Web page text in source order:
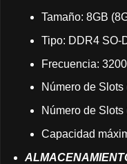
Tamaño: 8GB
Tipo: DDR4 SO-
Frecuencia:
Número de Slots
Número de Slots
Capacidad